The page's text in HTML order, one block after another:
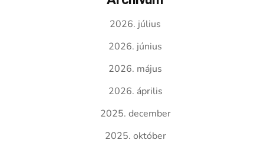
2026. július
2026. június
2026. május
2026. április
2025. december
2025. október